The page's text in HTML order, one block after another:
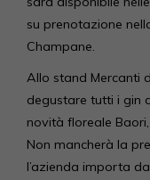
su prenotazione
Champane.
Allo stand Mercanti
degustare tutti i gin
novità floreale
Non mancherà la
l’azienda importa